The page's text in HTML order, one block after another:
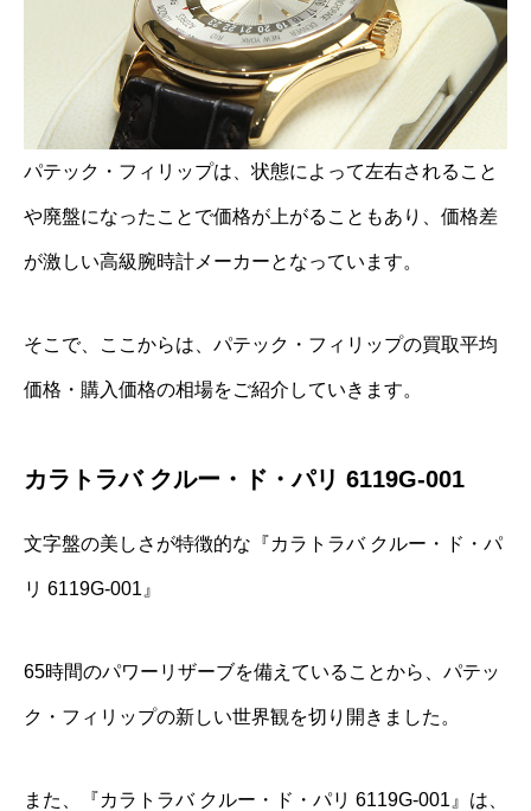
パテック・フィリップは、状態によって左右されること
や廃盤になったことで価格が上がることもあり、価格差
が激しい高級腕時計メーカーとなっています。
そこで、ここからは、パテック・フィリップの買取平均
価格・購入価格の相場をご紹介していきます。
カラトラバ クルー・ド・パリ 6119G-001
文字盤の美しさが特徴的な『カラトラバ クルー・ド・パ
リ 6119G-001』
65時間のパワーリザーブを備えていることから、パテッ
ク・フィリップの新しい世界観を切り開きました。
また、『カラトラバ クルー・ド・パリ 6119G-001』は、